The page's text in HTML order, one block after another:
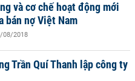
và cơ chế hoạt động mới
bán nợ Việt Nam
08/2018
Trần Quí Thanh lập công ty